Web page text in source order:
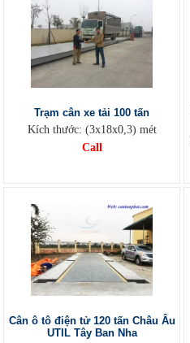
Trạm cân xe tải 100 tấn
Kích thước: (3x18x0,3) mét
Call
Cân ô tô điện tử 120 tấn Châu Âu
UTIL Tây Ban Nha